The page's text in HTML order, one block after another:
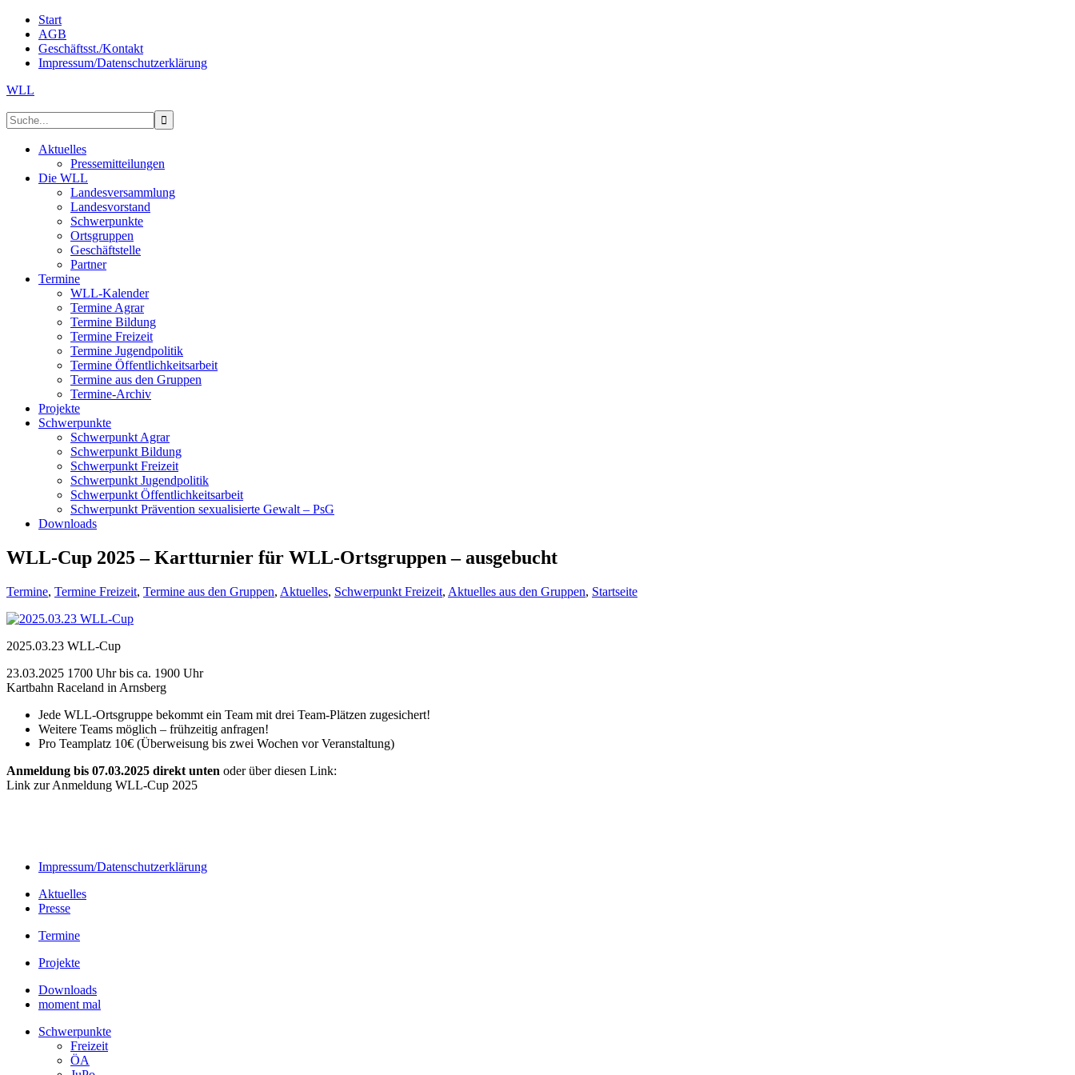
Start
AGB
Geschäftsst./Kontakt
Impressum/Datenschutzerklärung
WLL
Aktuelles
Pressemitteilungen
Die WLL
Landesversammlung
Landesvorstand
Schwerpunkte
Ortsgruppen
Geschäftstelle
Partner
Termine
WLL-Kalender
Termine Agrar
Termine Bildung
Termine Freizeit
Termine Jugendpolitik
Termine Öffentlichkeitsarbeit
Termine aus den Gruppen
Termine-Archiv
Projekte
Schwerpunkte
Schwerpunkt Agrar
Schwerpunkt Bildung
Schwerpunkt Freizeit
Schwerpunkt Jugendpolitik
Schwerpunkt Öffentlichkeitsarbeit
Schwerpunkt Prävention sexualisierte Gewalt – PsG
Downloads
WLL-Cup 2025 – Kartturnier für WLL-Ortsgruppen – ausgebucht
Termine, Termine Freizeit, Termine aus den Gruppen, Aktuelles, Schwerpunkt Freizeit, Aktuelles aus den Gruppen, Startseite
2025.03.23 WLL-Cup
23.03.2025 1700 Uhr bis ca. 1900 Uhr
Kartbahn Raceland in Arnsberg
Jede WLL-Ortsgruppe bekommt ein Team mit drei Team-Plätzen zugesichert!
Weitere Teams möglich – frühzeitig anfragen!
Pro Teamplatz 10€ (Überweisung bis zwei Wochen vor Veranstaltung)
Anmeldung bis 07.03.2025 direkt unten oder über diesen Link:
Link zur Anmeldung WLL-Cup 2025
Impressum/Datenschutzerklärung
Aktuelles
Presse
Termine
Projekte
Downloads
moment mal
Schwerpunkte
Freizeit
ÖA